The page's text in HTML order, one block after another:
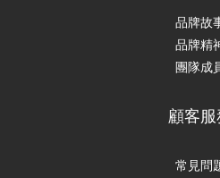
品牌故
品牌精
團隊成
顧客服
常見問